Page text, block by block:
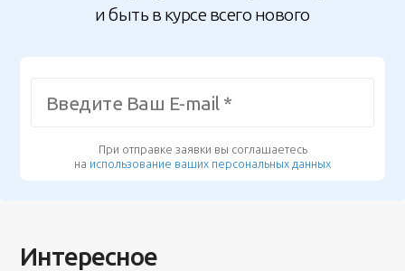
и быть в курсе всего нового
При отправке заявки вы соглашаетесь
на использование ваших персональных данных
Интересное